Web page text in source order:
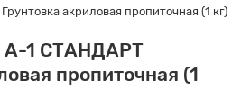
акриловая пропиточная (1 кг)
А-1 СТАНДАРТ
пропиточная (1